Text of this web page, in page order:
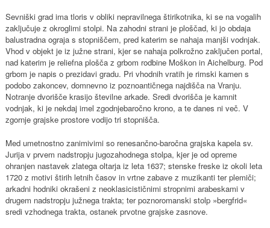
Sevniški grad ima tloris v obliki nepravilnega štirikotnika, ki se na vogalih
zaključuje z okroglimi stolpi. Na zahodni strani je ploščad, ki jo obdaja
balustradna ograja s stopniščem, pred katerim se nahaja manjši vodnjak.
Vhod v objekt je iz južne strani, kjer se nahaja polkrožno zaključen portal,
nad katerim je reliefna plošča z grbom rodbine Moškon in Aichelburg. Pod
grbom je napis o prezidavi gradu. Pri vhodnih vratih je rimski kamen s
podobo zakoncev, domnevno iz poznoantičnega najdišča na Vranju.
Notranje dvorišče krasijo številne arkade. Sredi dvorišča je kamnit
vodnjak, ki je nekdaj imel zgodnjebaročno krono, a te danes ni več. V
zgornje grajske prostore vodijo tri stopnišča.
Med umetnostno zanimivimi so renesančno-baročna grajska kapela sv.
Jurija v prvem nadstropju jugozahodnega stolpa, kjer je od opreme
ohranjen nastavek zlatega oltarja iz leta 1637; stenske freske iz okoli leta
1720 z motivi štirih letnih časov in vrtne zabave z muzikanti ter plemiči;
arkadni hodniki okrašeni z neoklasicističnimi stropnimi arabeskami v
drugem nadstropju južnega trakta; ter poznoromanski stolp »bergfrid«
sredi vzhodnega trakta, ostanek prvotne grajske zasnove.